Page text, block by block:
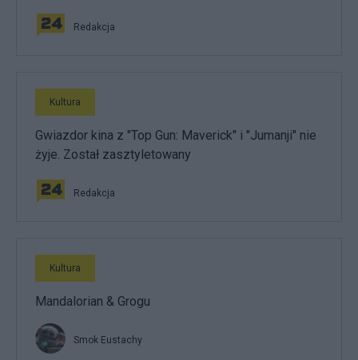
Redakcja
Kultura
Gwiazdor kina z "Top Gun: Maverick" i "Jumanji" nie
żyje. Został zasztyletowany
Redakcja
Kultura
Mandalorian & Grogu
Smok Eustachy